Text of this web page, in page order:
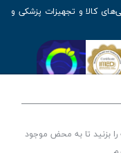
را بزنید تا به محض موجود
کالا و تجهیزات پزشکی و
را دارا می‌باشد
پزشکی سیب 115 ) است، توسعه و